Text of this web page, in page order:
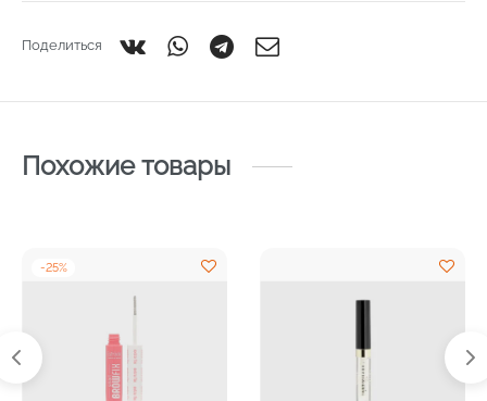
Поделиться
Похожие товары
-25%